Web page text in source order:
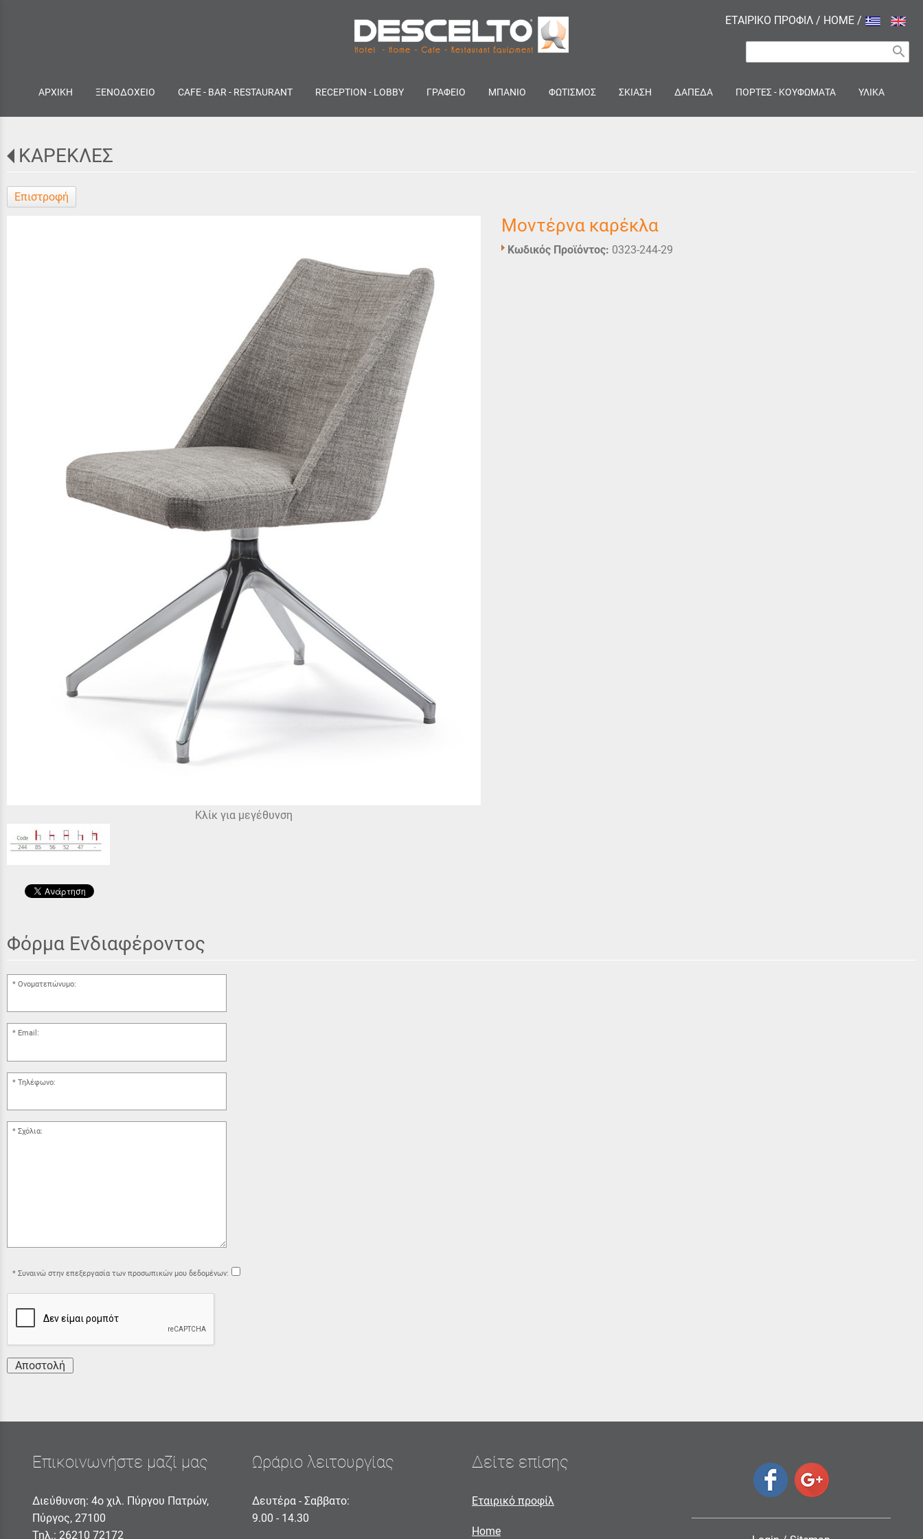
ΕΤΑΙΡΙΚΟ ΠΡΟΦΙΛ / HOME /
search
ΑΡΧΙΚΗ ΞΕΝΟΔΟΧΕΙΟ CAFE - BAR - RESTAURANT RECEPTION - LOBBY ΓΡΑΦΕΙΟ ΜΠΑΝΙΟ ΦΩΤΙΣΜΟΣ ΣΚΙΑΣΗ ΔΑΠΕΔΑ ΠΟΡΤΕΣ - ΚΟΥΦΩΜΑΤΑ ΥΛΙΚΑ
ΚΑΡΕΚΛΕΣ
Επιστροφή
Κλίκ για μεγέθυνση
Μοντέρνα καρέκλα
Κωδικός Προϊόντος: 0323-244-29
Φόρμα Ενδιαφέροντος
Ονοματεπώνυμο:
Email:
Τηλέφωνο:
Σχόλια:
Συναινώ στην επεξεργασία των προσωπικών μου δεδομένων:
Αποστολή
Επικοινωνήστε μαζί μας
Διεύθυνση: 4ο χιλ. Πύργου Πατρών,
Πύργος, 27100
Τηλ.: 26210 72172
Ωράριο λειτουργίας
Δευτέρα - Σαββατο:
9.00 - 14.30
Δείτε επίσης
Εταιρικό προφίλ
Home